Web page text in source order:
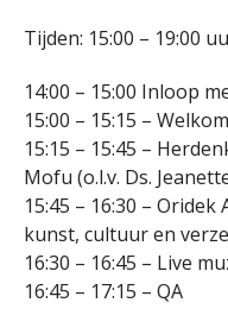
Tijden: 15:00 – 19:00
14:00 – 15:00 Inloop
15:00 – 15:15 –
15:15 – 15:45 –
Mofu (o.l.v. Ds.
15:45 – 16:30 – Oridek
kunst, cultuur en
16:30 – 16:45 – Live
16:45 – 17:15 – QA